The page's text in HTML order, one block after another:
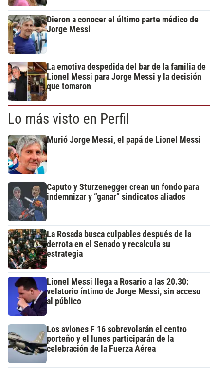
Dieron a conocer el último parte médico de
Jorge Messi
La emotiva despedida del bar de la familia de
Lionel Messi para Jorge Messi y la decisión
que tomaron
Lo más visto en Perfil
Murió Jorge Messi, el papá de Lionel Messi
Caputo y Sturzenegger crean un fondo para
indemnizar y “ganar” sindicatos aliados
La Rosada busca culpables después de la
derrota en el Senado y recalcula su
estrategia
Lionel Messi llega a Rosario a las 20.30:
velatorio íntimo de Jorge Messi, sin acceso
al público
Los aviones F 16 sobrevolarán el centro
porteño y el lunes participarán de la
celebración de la Fuerza Aérea